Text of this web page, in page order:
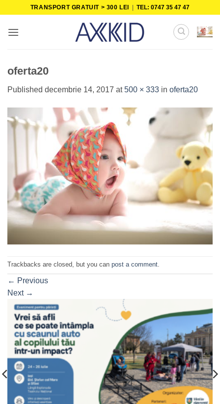
content
TRANSPORT GRATUIT > 300 LEI |TEL: 0747 35 47 47
oferta20
Published decembrie 14, 2017 at500 × 333 in oferta20
Trackbacks are closed, but you can post a comment
← Previous
Next →